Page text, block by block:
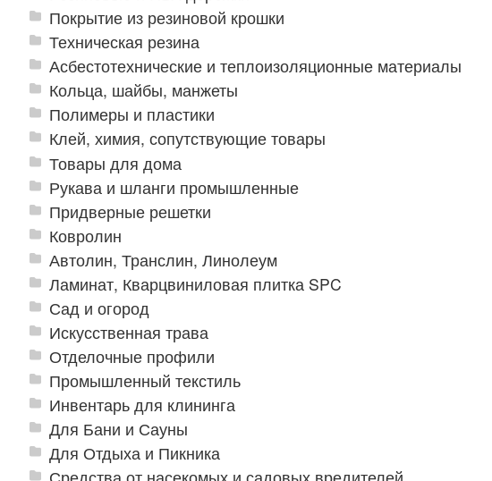
Покрытие из резиновой крошки
Техническая резина
Асбестотехнические и теплоизоляционные материалы
Кольца, шайбы, манжеты
Полимеры и пластики
Клей, химия, сопутствующие товары
Товары для дома
Рукава и шланги промышленные
Придверные решетки
Ковролин
Автолин, Транслин, Линолеум
Ламинат, Кварцвиниловая плитка SPC
Сад и огород
Искусственная трава
Отделочные профили
Промышленный текстиль
Инвентарь для клининга
Для Бани и Сауны
Для Отдыха и Пикника